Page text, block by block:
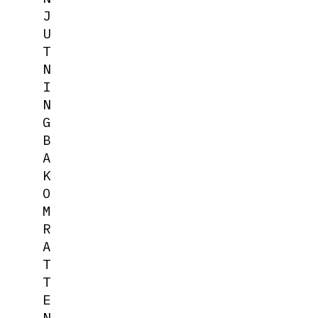
J
U
T
N
I
N
G
B
A
K
O
M
R
A
T
T
E